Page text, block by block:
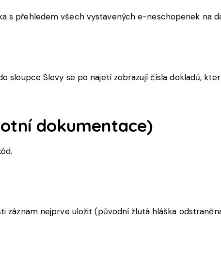
s přehledem všech vystavených e-neschopenek na
sloupce Slevy se po najetí zobrazují čísla dokladů,
dokumentace)
.
záznam nejprve uložit (původní žlutá hláška